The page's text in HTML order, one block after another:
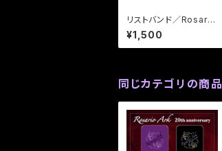
リストバンド／Rosario
Ark
¥1,500
同じカテゴリの商品